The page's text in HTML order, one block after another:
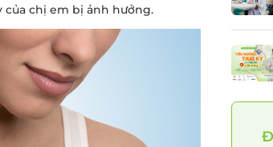
chị em bị ảnh hưởng.